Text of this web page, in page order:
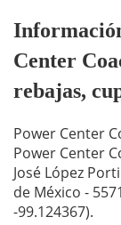
Center
rebajas,
Power Center
Power Center
José López
de México -
-99.124367).